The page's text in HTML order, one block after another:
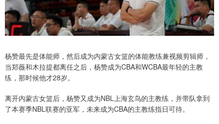
杨赞最先是体能师，然后成为内蒙古女篮的体能教练兼视频剪辑师，
当郑薇和木拉提都离任之后，杨赞成为CBA和WCBA最年轻的主教
练，那时候他才28岁。
离开内蒙古女篮后，杨赞又成为NBL上海玄鸟的主教练，并带队拿到
了本赛季NBL联赛的亚军，未来成为CBA的主教练指日可待。